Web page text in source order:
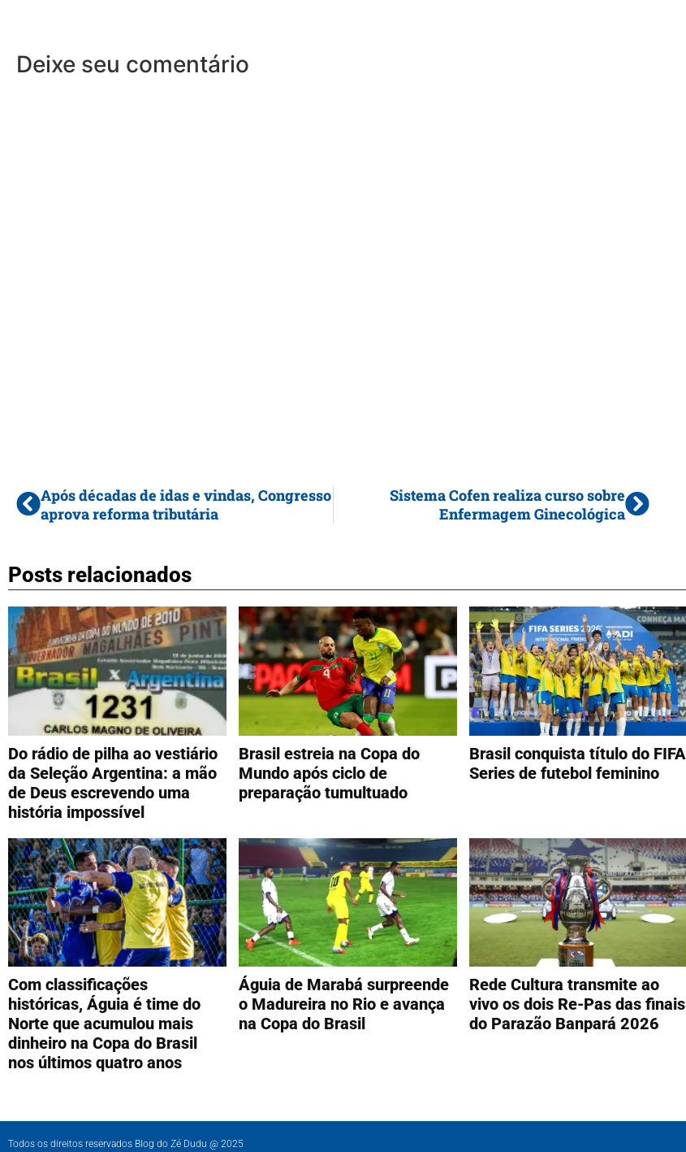
Deixe seu comentário
Após décadas de idas e vindas, Congresso
aprova reforma tributária
Sistema Cofen realiza curso sobre
Enfermagem Ginecológica
Posts relacionados
Do rádio de pilha ao vestiário
da Seleção Argentina: a mão
de Deus escrevendo uma
história impossível
Brasil estreia na Copa do
Mundo após ciclo de
preparação tumultuado
Brasil conquista título do FIFA
Series de futebol feminino
Com classificações
históricas, Águia é time do
Norte que acumulou mais
dinheiro na Copa do Brasil
nos últimos quatro anos
Águia de Marabá surpreende
o Madureira no Rio e avança
na Copa do Brasil
Rede Cultura transmite ao
vivo os dois Re-Pas das finais
do Parazão Banpará 2026
Todos os direitos reservados Blog do Zé Dudu @ 2025